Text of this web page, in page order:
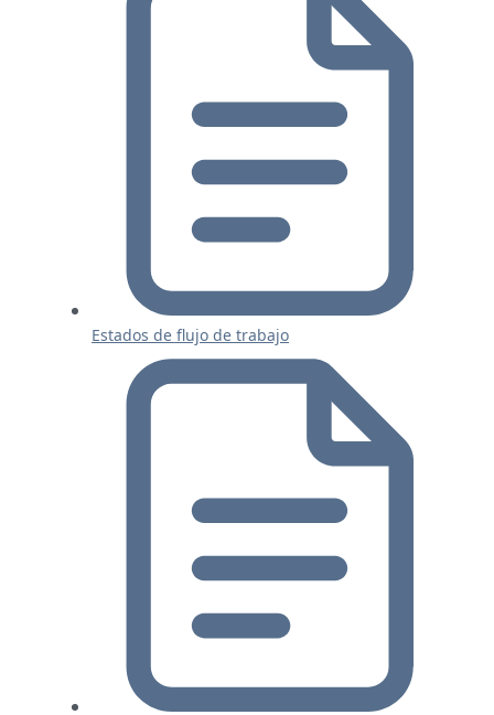
Estados de flujo de trabajo